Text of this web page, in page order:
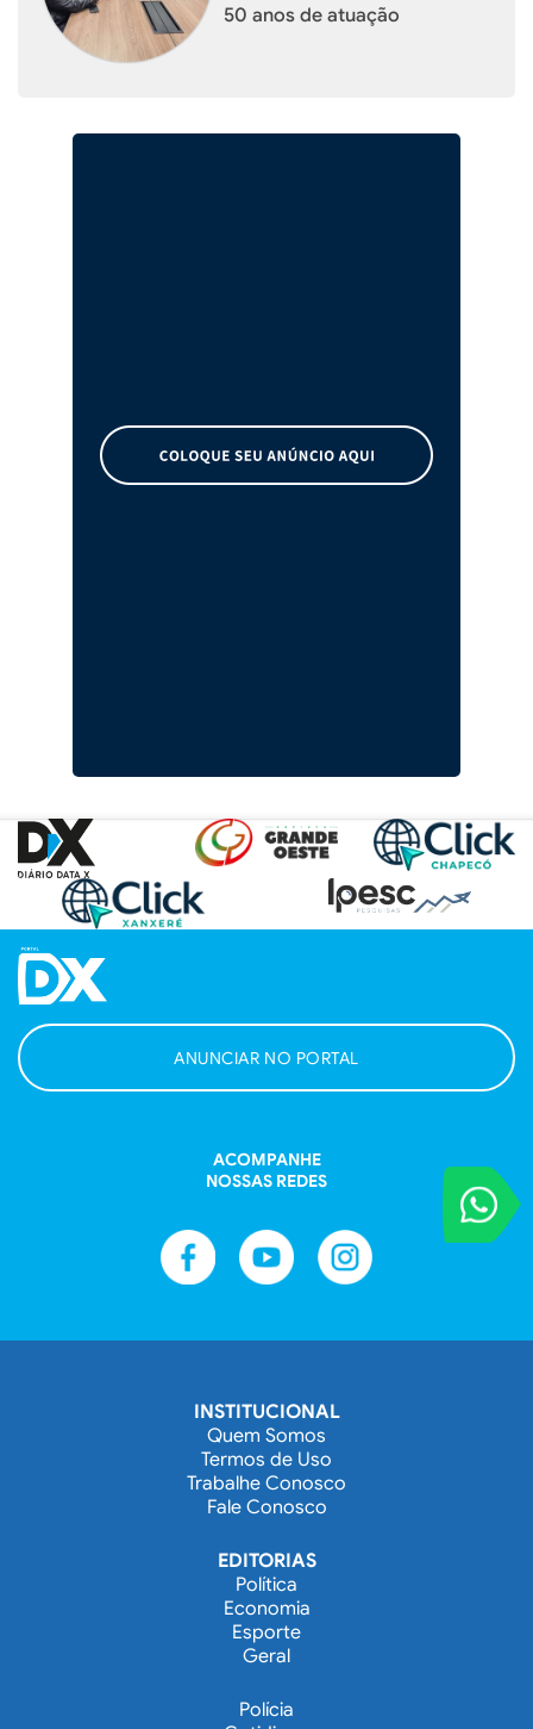
50 anos de atuação
VOCÊ
Entre em
ANUNCIAR NO PORTAL
ACOMPANHE
NOSSAS REDES
INSTITUCIONAL
Quem Somos
Termos de Uso
Trabalhe Conosco
Fale Conosco
EDITORIAS
Política
Economia
Esporte
Geral
Polícia